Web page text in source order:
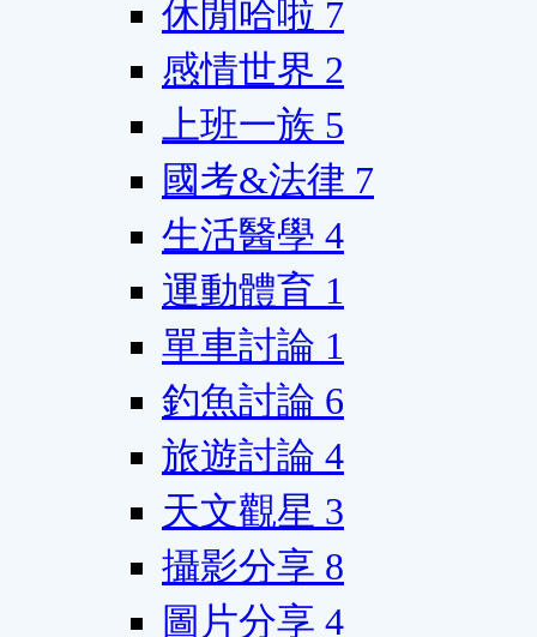
休閒哈啦 7
感情世界 2
上班一族 5
國考&法律 7
生活醫學 4
運動體育 1
單車討論 1
釣魚討論 6
旅遊討論 4
天文觀星 3
攝影分享 8
圖片分享 4